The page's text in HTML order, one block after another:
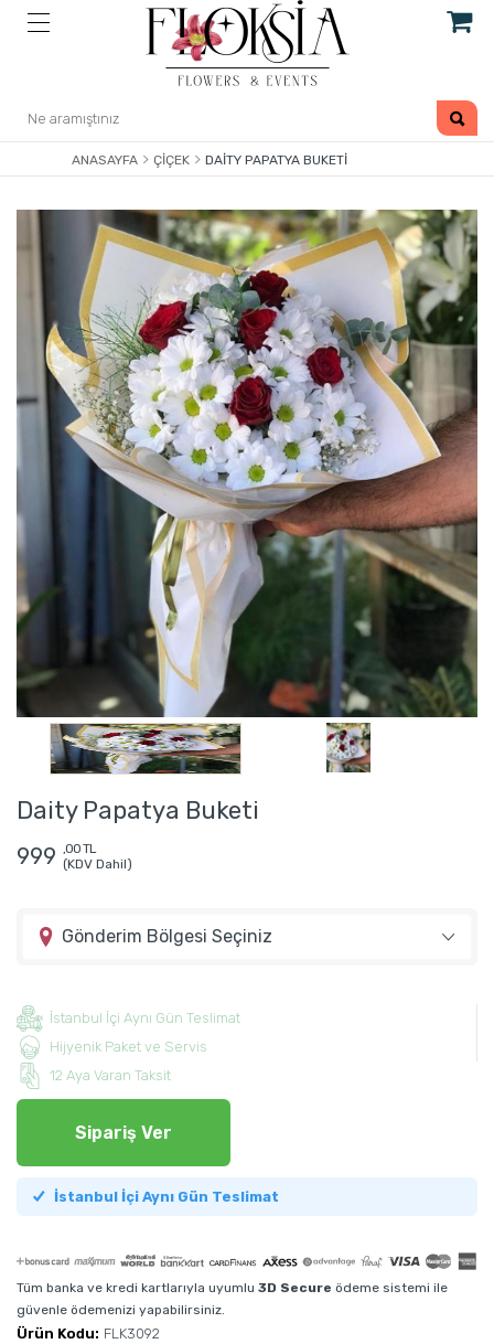
ANASAYFA ÇIÇEK DAITY PAPATYA BUKETI
Daity Papatya Buketi
999 ,00 TL
(KDV Dahil)
Gönderim Bölgesi Seçiniz
İstanbul İçi Aynı Gün Teslimat
Hijyenik Paket ve Servis
12 Aya Varan Taksit
Sipariş Ver
İstanbul İçi Aynı Gün Teslimat
Tüm banka ve kredi kartlarıyla uyumlu 3D Secure ödeme sistemi ile
güvenle ödemenizi yapabilirsiniz.
Ürün Kodu: FLK3092